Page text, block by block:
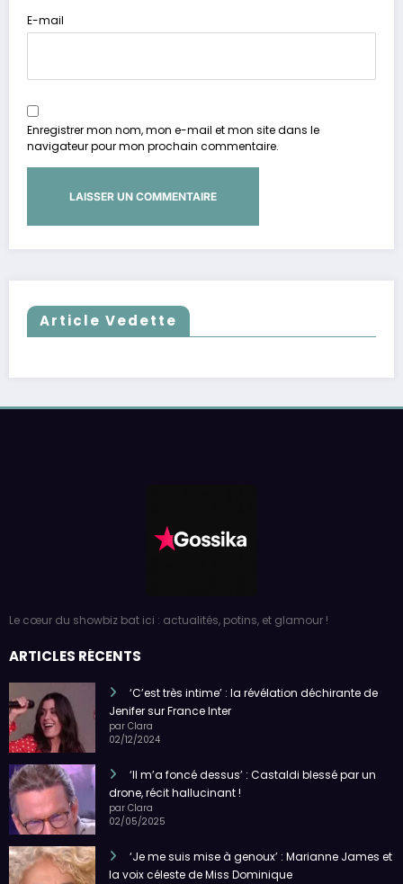
E-mail
Enregistrer mon nom, mon e-mail et mon site dans le
navigateur pour mon prochain commentaire.
Article Vedette
Le cœur du showbiz bat ici : actualités, potins, et glamour !
ARTICLES RÉCENTS
‘C’est très intime’ : la révélation déchirante de
Jenifer sur France Inter
par Clara
02/12/2024
‘Il m’a foncé dessus’ : Castaldi blessé par un
drone, récit hallucinant !
par Clara
02/05/2025
‘Je me suis mise à genoux’ : Marianne James et
la voix céleste de Miss Dominique